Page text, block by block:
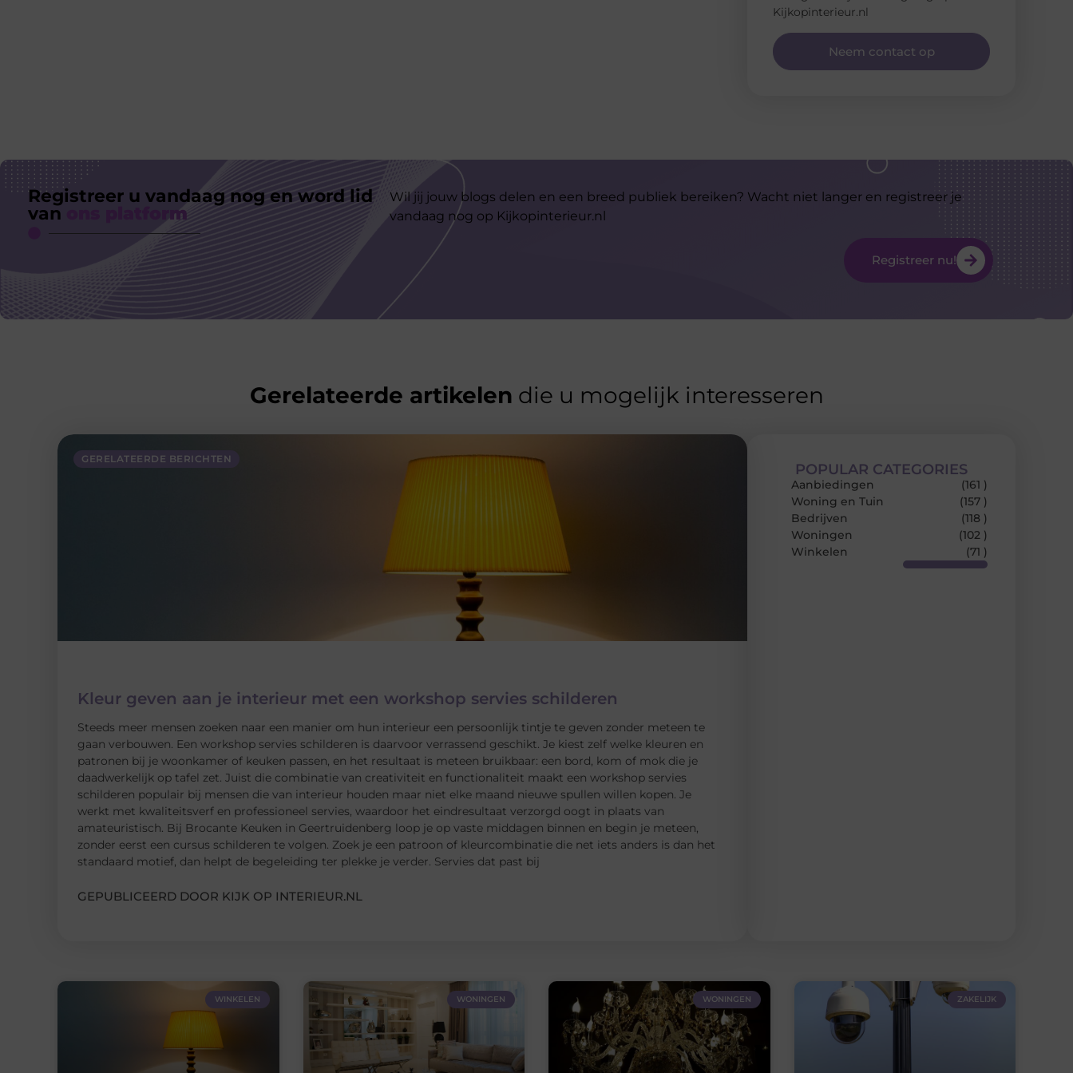
Kijkopinterieur.nl
Neem contact op
Registreer u vandaag nog en word lid
van
ons platform
Wil jij jouw blogs delen en een breed publiek bereiken? Wacht niet langer en registreer je
vandaag nog op Kijkopinterieur.nl
Registreer nu!
Gerelateerde artikelen die u mogelijk interesseren
GERELATEERDE BERICHTEN
Kleur geven aan je interieur met een workshop servies schilderen
Steeds meer mensen zoeken naar een manier om hun interieur een persoonlijk tintje te geven zonder meteen te
gaan verbouwen. Een workshop servies schilderen is daarvoor verrassend geschikt. Je kiest zelf welke kleuren en
patronen bij je woonkamer of keuken passen, en het resultaat is meteen bruikbaar: een bord, kom of mok die je
daadwerkelijk op tafel zet. Juist die combinatie van creativiteit en functionaliteit maakt een workshop servies
schilderen populair bij mensen die van interieur houden maar niet elke maand nieuwe spullen willen kopen. Je
werkt met kwaliteitsverf en professioneel servies, waardoor het eindresultaat verzorgd oogt in plaats van
amateuristisch. Bij Brocante Keuken in Geertruidenberg loop je op vaste middagen binnen en begin je meteen,
zonder eerst een cursus schilderen te volgen. Zoek je een patroon of kleurcombinatie die net iets anders is dan het
standaard motief, dan helpt de begeleiding ter plekke je verder. Servies dat past bij
GEPUBLICEERD DOOR KIJK OP INTERIEUR.NL
POPULAR CATEGORIES
Aanbiedingen
(161 )
Woning en Tuin
(157 )
Bedrijven
(118 )
Woningen
(102 )
Winkelen
(71 )
WINKELEN WONINGEN WONINGEN ZAKELIJK